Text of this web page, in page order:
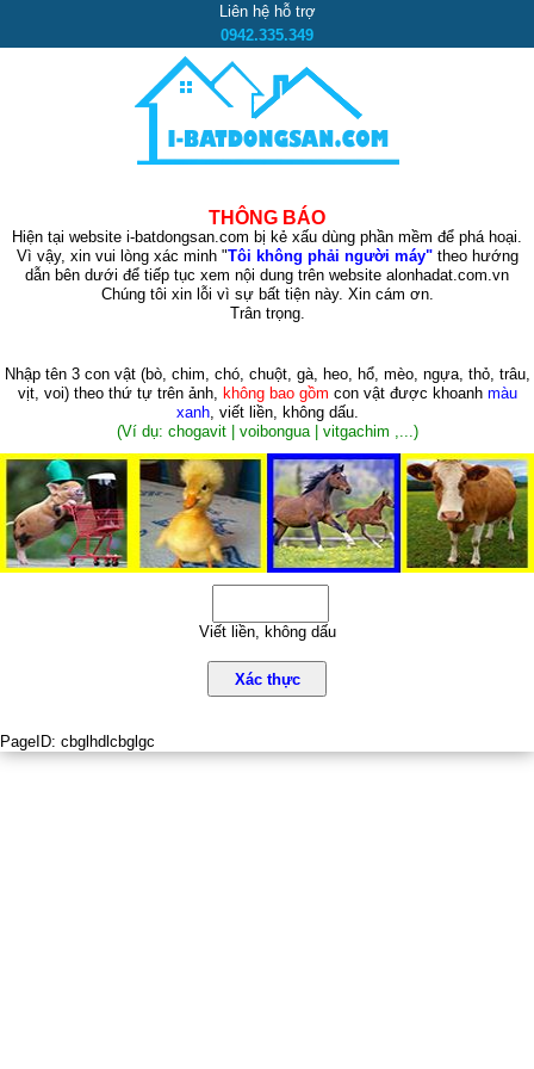
Liên hệ hỗ trợ
0942.335.349
THÔNG BÁO
Hiện tại website i-batdongsan.com bị kẻ xấu dùng phần mềm để phá hoại.
Vì vậy, xin vui lòng xác minh "Tôi không phải người máy"theo hướng
dẫn bên dưới để tiếp tục xem nội dung trên website alonhadat.com.vn
Chúng tôi xin lỗi vì sự bất tiện này. Xin cám ơn.
Trân trọng.
Nhập tên 3 con vật (bò, chim, chó, chuột, gà, heo, hổ, mèo, ngựa, thỏ, trâu,
vịt, voi)theo thứ tự trên ảnh, không bao gồm con vật được khoanh màu
xanh, viết liền, không dấu.
(Ví dụ: chogavit | voibongua | vitgachim ,...)
Viết liền, không dấu
Xác thực
PageID: cbglhdlcbglgc